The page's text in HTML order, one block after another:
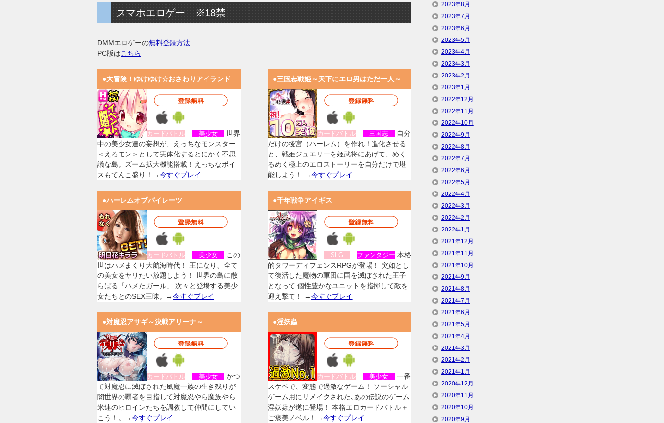
スマホエロゲー ※18禁
DMMエロゲーの無料登録方法
PC版はこちら
●大冒険！ゆけゆけ☆おさわりアイランド
カードバトル 美少女
世界
中の美少女達の妄想が、えっちなモンスター
＜えろモン＞として実体化するとにかく不思
議な島。ズーム拡大機能搭載！えっちなボイ
スもてんこ盛り！→今すぐプレイ
●三国志戦姫～天下にエロ男はただ一人～
カードバトル 三国志
自分
だけの後宮（ハーレム）を作れ！進化させる
と、戦姫ジュエリーを姫武将にあげて、めく
るめく極上のエロストーリーを自分だけで堪
能しよう！ →今すぐプレイ
●ハーレムオブパイレーツ
カードバトル 美少女
この
世はハメまくり大航海時代！ 王になり、全て
の美女をヤリたい放題しよう！ 世界の島に散
らばる「ハメたガール」 次々と登場する美少
女たちとのSEX三昧。→今すぐプレイ
●千年戦争アイギス
SLG ファンタジー 本格
的タワーディフェンスRPGが登場！ 突如とし
て復活した魔物の軍団に国を滅ぼされた王子
となって 個性豊かなユニットを指揮して敵を
迎え撃て！ →今すぐプレイ
●対魔忍アサギ～決戦アリーナ～
カードバトル 美少女
かつ
て対魔忍に滅ぼされた風魔一族の生き残りが
闇世界の覇者を目指して対魔忍やら魔族やら
米連のヒロインたちを調教して仲間にしてい
こう！。→今すぐプレイ
●淫妖蟲
カードバトル 美少女
一番
スケベで、変態で過激なゲーム！ ソーシャル
ゲーム用にリメイクされた､あの伝説のゲーム
淫妖蟲が遂に登場！ 本格エロカードバトル＋
ご褒美ノベル！→今すぐプレイ
2023年8月
2023年7月
2023年6月
2023年5月
2023年4月
2023年3月
2023年2月
2023年1月
2022年12月
2022年11月
2022年10月
2022年9月
2022年8月
2022年7月
2022年6月
2022年5月
2022年4月
2022年3月
2022年2月
2022年1月
2021年12月
2021年11月
2021年10月
2021年9月
2021年8月
2021年7月
2021年6月
2021年5月
2021年4月
2021年3月
2021年2月
2021年1月
2020年12月
2020年11月
2020年10月
2020年9月